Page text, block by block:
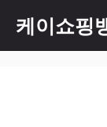
content
케이쇼핑